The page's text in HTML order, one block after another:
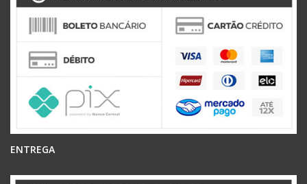
ENTREGA